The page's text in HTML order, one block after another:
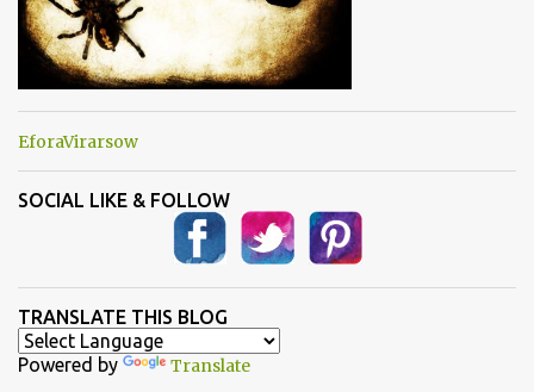
EforaVirarsow
SOCIAL LIKE & FOLLOW
TRANSLATE THIS BLOG
Powered by Translate